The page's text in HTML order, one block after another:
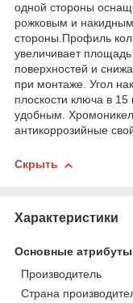
одной стороны
рожковым и
стороны.Профиль
увеличивает
поверхностей и
при монтаже. Угол
плоскости ключа в
удобным.
антикоррозийные
Скрыть
Характеристики
Основные атрибуты
Производитель
Страна